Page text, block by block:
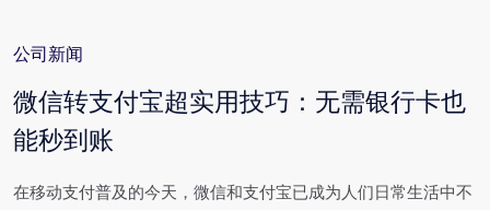
公司新闻
微信转支付宝超实用技巧：无需银行卡也
能秒到账
在移动支付普及的今天，微信和支付宝已成为人们日常生活中不